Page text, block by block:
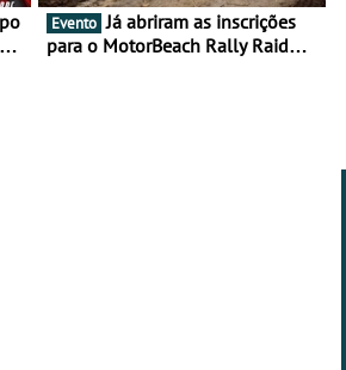
Evento Já abriram as inscrições
para o MotorBeach Rally Raid